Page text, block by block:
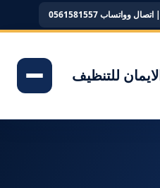
0561581557
للتنظيف